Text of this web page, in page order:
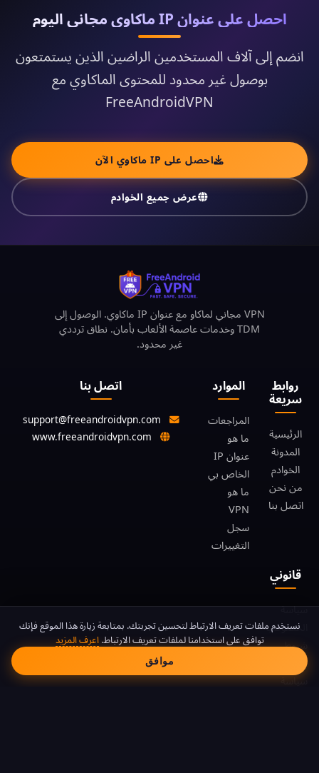
احصل على عنوان IP ماكاوي مجاني اليوم
انضم إلى آلاف المستخدمين الراضين الذين يستمتعون
بوصول غير محدود للمحتوى الماكاوي مع
FreeAndroidVPN
احصل على IP ماكاوي الآن
عرض جميع الخوادم
روابط
سريعة
الرئيسية
المدونة
الخوادم
من نحن
اتصل بنا
الموارد
المراجعات
ما هو
عنوان IP
الخاص بي
ما هو
VPN
سجل
التغييرات
قانوني
سياسة
الخصوصية
شروط
الخدمة
سياسة
VPN مجاني لماكاو مع عنوان IP ماكاوي. الوصول إلى
TDM وخدمات عاصمة الألعاب بأمان. نطاق ترددي
غير محدود.
اتصل بنا
موافقة ملفات تعريف
نستخدم ملفات تعريف الارتباط لتحسين تجربتك. بمتابعة زيارة هذا الموقع فإنك
توافق على استخدامنا لملفات تعريف الارتباط.اعرف المزيد
موافق